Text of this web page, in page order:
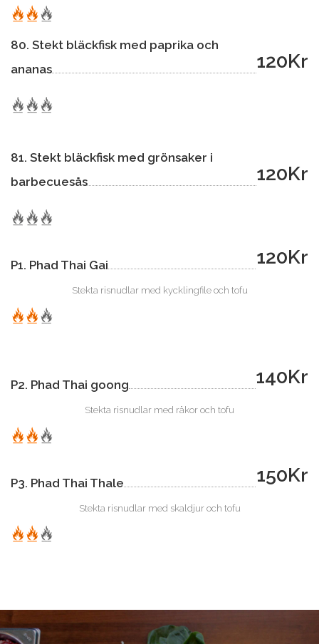
80. Stekt bläckfisk med paprika och
ananas
120Kr
81. Stekt bläckfisk med grönsaker i
barbecuesås
120Kr
P1. Phad Thai Gai 120Kr
Stekta risnudlar med kycklingfile och tofu
P2. Phad Thai goong 140Kr
Stekta risnudlar med räkor och tofu
P3. Phad Thai Thale 150Kr
Stekta risnudlar med skaldjur och tofu